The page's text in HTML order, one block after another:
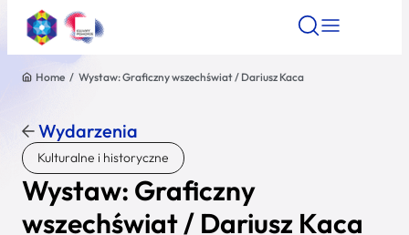
Znajdź atrakcję
Nazwa atrakcji
Miasto
Home / Wystaw: Graficzny wszechświat / Dariusz Kaca
Wydarzenia
Kulturalne i historyczne
Wystaw: Graficzny
wszechświat / Dariusz Kaca